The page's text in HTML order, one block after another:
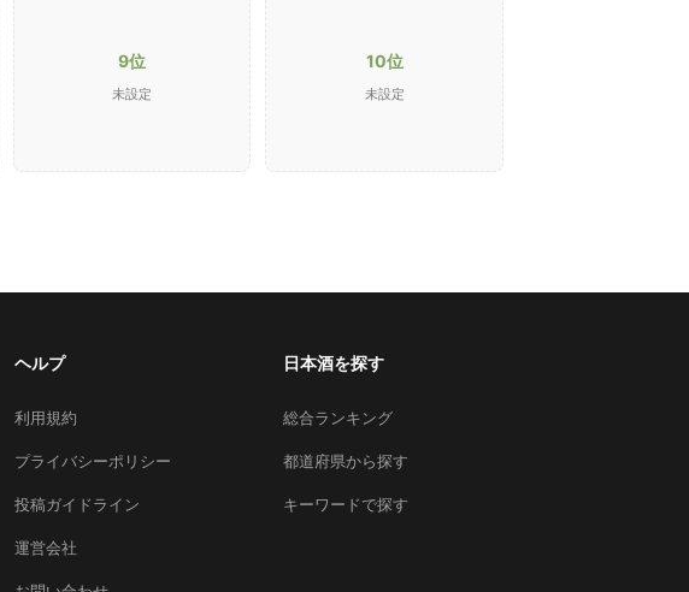
9位
未設定
10位
未設定
ヘルプ
利用規約
プライバシーポリシー
投稿ガイドライン
運営会社
日本酒を探す
総合ランキング
都道府県から探す
キーワードで探す